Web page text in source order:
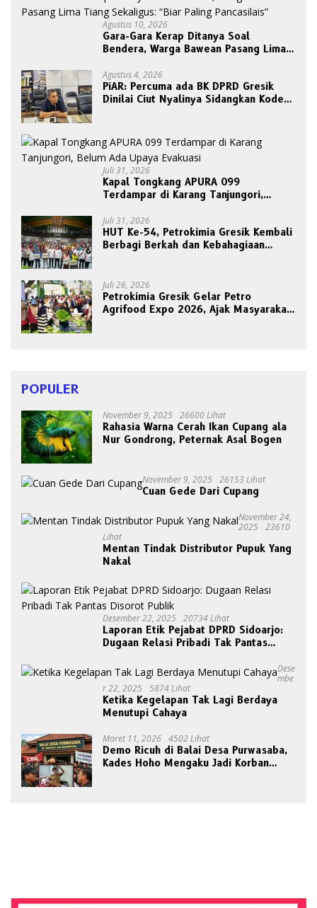
Agustus 10, 2026
Gara-Gara Kerap Ditanya Soal
Bendera, Warga Bawean Pasang Lima
Pancasilais”
Agustus 4, 2026
PiAR: Percuma ada BK DPRD Gresik
Dinilai Ciut Nyalinya Sidangkan Kode
Juli 31, 2026
Kapal Tongkang APURA 099
Terdampar di Karang Tanjungori,
Juli 31, 2026
HUT Ke-54, Petrokimia Gresik Kembali
Berbagi Berkah dan Kebahagiaan
Juli 26, 2026
Petrokimia Gresik Gelar Petro
Agrifood Expo 2026, Ajak Masyarakat
POPULER
November 9, 2025 26600 Lihat
Rahasia Warna Cerah Ikan Cupang ala
Nur Gondrong, Peternak Asal Bogen
November 9, 2025 26153 Lihat
Cuan Gede Dari Cupang
November 24,
2025 23610
Lihat
Mentan Tindak Distributor Pupuk Yang
Nakal
Desember 22, 2025 20734 Lihat
Laporan Etik Pejabat DPRD Sidoarjo:
Dugaan Relasi Pribadi Tak Pantas
Dese
Mbe
R 22, 2025 5874 Lihat
Ketika Kegelapan Tak Lagi Berdaya
Menutupi Cahaya
Maret 11, 2026 4502 Lihat
Demo Ricuh di Balai Desa Purwasaba,
Kades Hoho Mengaku Jadi Korban